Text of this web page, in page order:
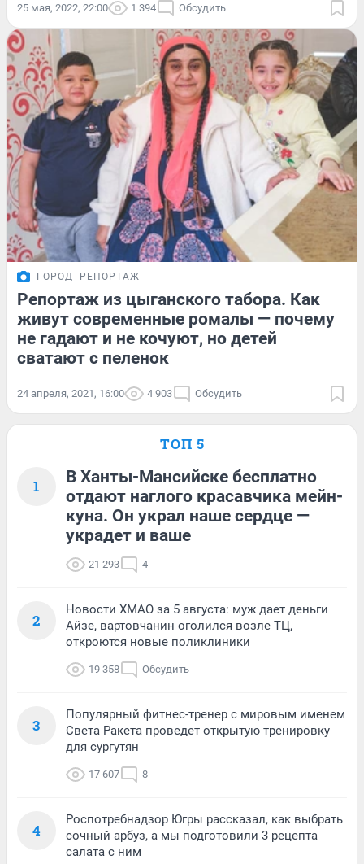
25 мая, 2022, 22:00 1 394 Обсудить
ГОРОД РЕПОРТАЖ
Репортаж из цыганского табора. Как
живут современные ромалы — почему
не гадают и не кочуют, но детей
сватают с пеленок
24 апреля, 2021, 16:00 4 903 Обсудить
ТОП 5
1
В Ханты-Мансийске бесплатно
отдают наглого красавчика мейн-
куна. Он украл наше сердце —
украдет и ваше
21 293 4
2
Новости ХМАО за 5 августа: муж дает деньги
Айзе, вартовчанин оголился возле ТЦ,
откроются новые поликлиники
19 358 Обсудить
3
Популярный фитнес-тренер с мировым именем
Света Ракета проведет открытую тренировку
для сургутян
17 607 8
4
Роспотребнадзор Югры рассказал, как выбрать
сочный арбуз, а мы подготовили 3 рецепта
салата с ним